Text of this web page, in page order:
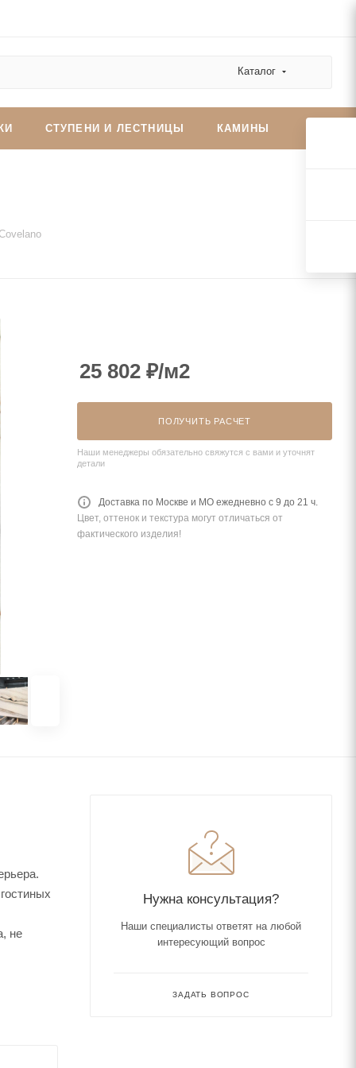
Каталог
СТУПЕНИ И ЛЕСТНИЦЫ КАМИНЫ
25 802 ₽/м2
ПОЛУЧИТЬ РАСЧЕТ
Наши менеджеры обязательно свяжутся с вами и уточнят
детали
Доставка по Москве и МО ежедневно с 9 до 21 ч.
Цвет, оттенок и текстура могут отличаться от
фактического изделия!
не
Нужна консультация?
Наши специалисты ответят на любой
интересующий вопрос
ЗАДАТЬ ВОПРОС